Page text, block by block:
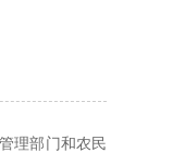
理部门和农民